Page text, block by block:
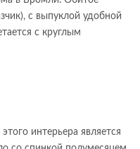
с выпуклой удобной
с круглым
интерьера является